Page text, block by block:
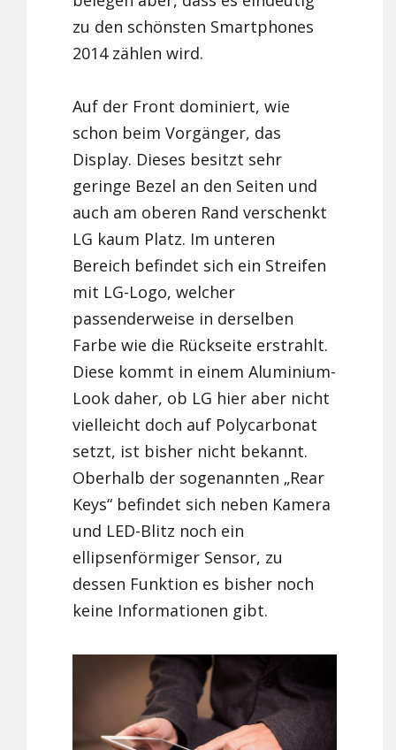
zu den schönsten Smartphones
2014 zählen wird.
Auf der Front dominiert, wie
schon beim Vorgänger, das
Display. Dieses besitzt sehr
geringe Bezel an den Seiten und
auch am oberen Rand verschenkt
LG kaum Platz. Im unteren
Bereich befindet sich ein Streifen
mit LG-Logo, welcher
passenderweise in derselben
Farbe wie die Rückseite erstrahlt.
Diese kommt in einem Aluminium-
Look daher, ob LG hier aber nicht
vielleicht doch auf Polycarbonat
setzt, ist bisher nicht bekannt.
Oberhalb der sogenannten „Rear
Keys“ befindet sich neben Kamera
und LED-Blitz noch ein
ellipsenförmiger Sensor, zu
dessen Funktion es bisher noch
keine Informationen gibt.